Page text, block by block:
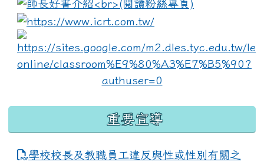
link to https://
重要宣導
學校校長及教職員工違反與性或性別有關之